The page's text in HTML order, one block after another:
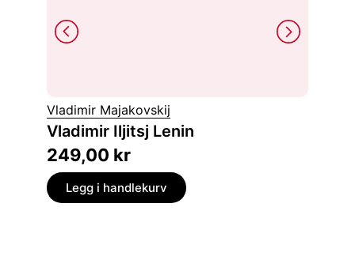
Vladimir Majakovskij
Vladimir Iljitsj Lenin
249,00 kr
Legg i handlekurv